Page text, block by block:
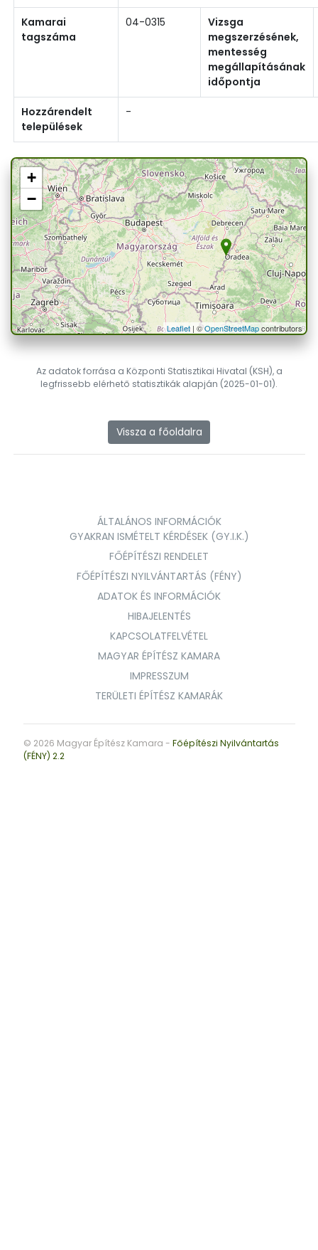
Kamarai
tagszáma
04-0315
Vizsga
megszerzésének,
mentesség
megállapításának
időpontja
Hozzárendelt
települések
-
+
−
Leaflet| ©OpenStreetMapcontributors
Az adatok forrása a Központi Statisztikai Hivatal (KSH), a
legfrissebb elérhető statisztikák alapján (2025-01-01).
Vissza a főoldalra
ÁLTALÁNOS INFORMÁCIÓK
GYAKRAN ISMÉTELT KÉRDÉSEK (GY.I.K.)
FŐÉPÍTÉSZI RENDELET
FŐÉPÍTÉSZI NYILVÁNTARTÁS (FÉNY)
ADATOK ÉS INFORMÁCIÓK
HIBAJELENTÉS
KAPCSOLATFELVÉTEL
MAGYAR ÉPÍTÉSZ KAMARA
IMPRESSZUM
TERÜLETI ÉPÍTÉSZ KAMARÁK
© 2026 Magyar Építész Kamara - Főépítészi Nyilvántartás
(FÉNY) 2.2